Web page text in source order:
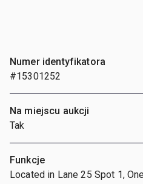
Numer identyfikatora
#15301252
Na miejscu aukcji
Tak
Funkcje
Located in Lane 25 Spot 1,